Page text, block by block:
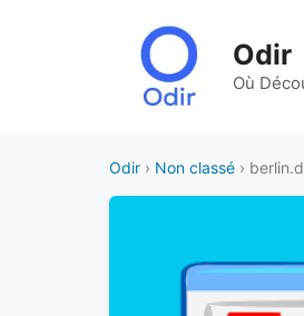
Odir
Où
Odir› Non classé›